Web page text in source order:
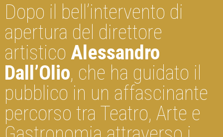
Dopo il bell’intervento di
apertura del direttore
artistico Alessandro
Dall’Olio, che ha guidato il
pubblico in un affascinante
percorso tra Teatro, Arte e